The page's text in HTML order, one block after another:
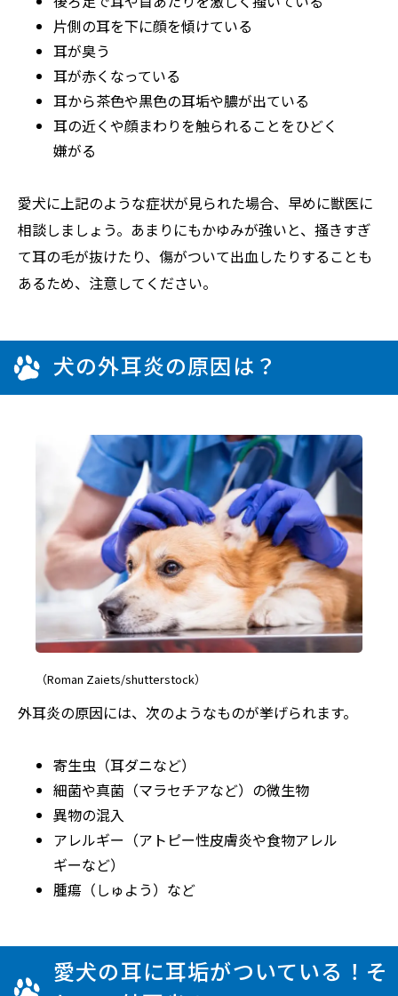
片側の耳を下に顔を傾けている
耳が臭う
耳が赤くなっている
耳から茶色や黒色の耳垢や膿が出ている
耳の近くや顔まわりを触られることをひどく
嫌がる
愛犬に上記のような症状が見られた場合、早めに獣医に
相談しましょう。あまりにもかゆみが強いと、掻きすぎ
て耳の毛が抜けたり、傷がついて出血したりすることも
あるため、注意してください。
犬の外耳炎の原因は？
（Roman Zaiets/shutterstock）
外耳炎の原因には、次のようなものが挙げられます。
寄生虫（耳ダニなど）
細菌や真菌（マラセチアなど）の微生物
異物の混入
アレルギー（アトピー性皮膚炎や食物アレル
ギーなど）
腫瘍（しゅよう）など
愛犬の耳に耳垢がついている！そ